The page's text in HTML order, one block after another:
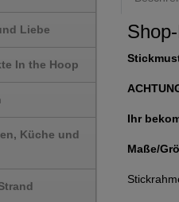
Liebe
In the Hoop
Küche und
Ihr
Maße/